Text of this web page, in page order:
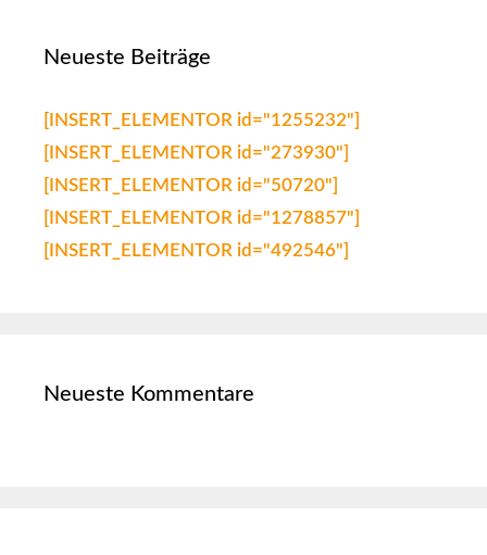
Neueste Beiträge
[INSERT_ELEMENTOR id="1255232"]
[INSERT_ELEMENTOR id="273930"]
[INSERT_ELEMENTOR id="50720"]
[INSERT_ELEMENTOR id="1278857"]
[INSERT_ELEMENTOR id="492546"]
Neueste Kommentare